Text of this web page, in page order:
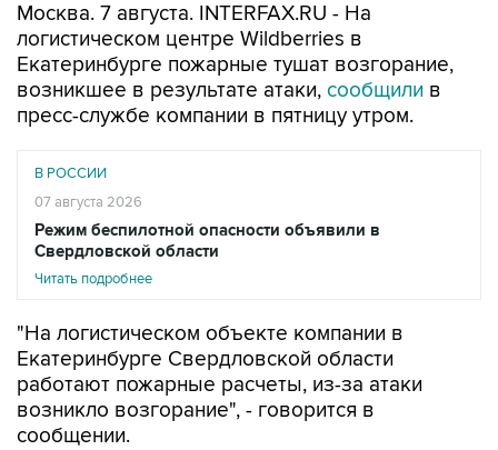
Москва. 7 августа. INTERFAX.RU - На
логистическом центре Wildberries в
Екатеринбурге пожарные тушат возгорание,
возникшее в результате атаки, сообщили в
пресс-службе компании в пятницу утром.
В РОССИИ
07 августа 2026
Режим беспилотной опасности объявили в
Свердловской области
Читать подробнее
"На логистическом объекте компании в
Екатеринбурге Свердловской области
работают пожарные расчеты, из-за атаки
возникло возгорание", - говорится в
сообщении.